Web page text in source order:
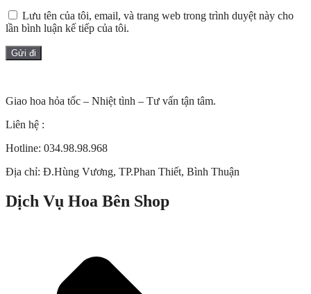
Lưu tên của tôi, email, và trang web trong trình duyệt này cho
lần bình luận kế tiếp của tôi.
Giao hoa hỏa tốc – Nhiệt tình – Tư vấn tận tâm.
Liên hệ :
Hotline: 034.98.98.968
Địa chỉ: Đ.Hùng Vương, TP.Phan Thiết, Bình Thuận
Dịch Vụ Hoa Bên Shop